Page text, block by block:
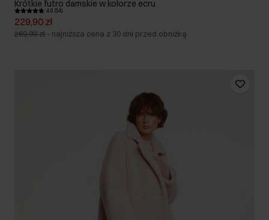
Krótkie futro damskie w kolorze ecru
4.8 (54)
229,90 zł
269,90 zł - najniższa cena z 30 dni przed obniżką